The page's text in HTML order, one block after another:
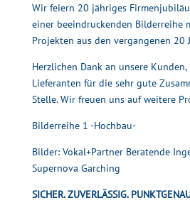
Wir feiern 20 jähriges
einer beeindruckenden Bilderreihe
Projekten aus den vergangenen 20
Herzlichen Dank an unsere
Lieferanten für die sehr gute
Stelle. Wir freuen uns auf weitere
Bilderreihe 1 -Hochbau-
Bilder: Vokal+Partner Beratende
Supernova Garching
SICHER. ZUVERLÄSSIG.